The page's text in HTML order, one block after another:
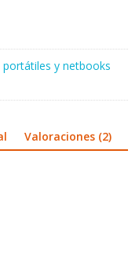
portátiles y netbooks
Valoraciones (2)